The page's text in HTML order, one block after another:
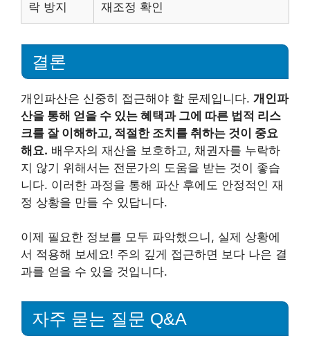
락 방지
재조정 확인
결론
개인파산은 신중히 접근해야 할 문제입니다. 개인파
산을 통해 얻을 수 있는 혜택과 그에 따른 법적 리스
크를 잘 이해하고, 적절한 조치를 취하는 것이 중요
해요. 배우자의 재산을 보호하고, 채권자를 누락하
지 않기 위해서는 전문가의 도움을 받는 것이 좋습
니다. 이러한 과정을 통해 파산 후에도 안정적인 재
정 상황을 만들 수 있답니다.
이제 필요한 정보를 모두 파악했으니, 실제 상황에
서 적용해 보세요! 주의 깊게 접근하면 보다 나은 결
과를 얻을 수 있을 것입니다.
자주 묻는 질문 Q&A